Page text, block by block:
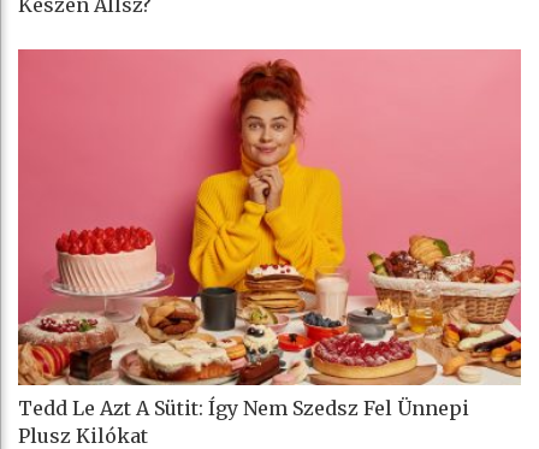
Készen Állsz?
Tedd Le Azt A Sütit: Így Nem Szedsz Fel Ünnepi
Plusz Kilókat